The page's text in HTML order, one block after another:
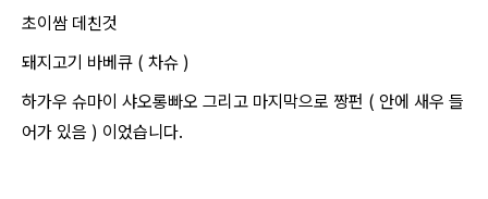
초이쌈 데친것
돼지고기 바베큐 ( 차슈 )
하가우 슈마이 샤오롱빠오 그리고 마지막으로 짱펀 ( 안에 새우 들
어가 있음 ) 이었습니다.